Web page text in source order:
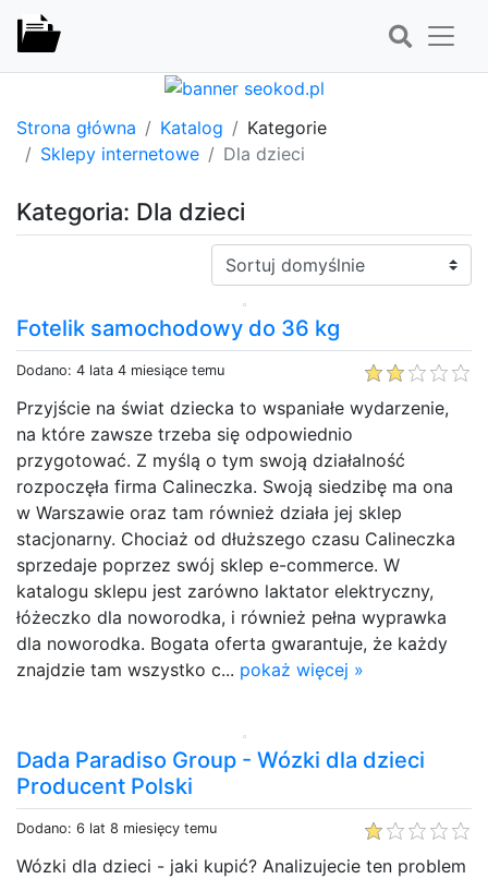
Strona główna Katalog
Kategorie
Sklepy internetowe
Dla dzieci
Kategoria: Dla dzieci
Sortuj:
Fotelik samochodowy do 36 kg
Dodano: 4 lata 4 miesiące temu
Przyjście na świat dziecka to wspaniałe wydarzenie,
na które zawsze trzeba się odpowiednio
przygotować. Z myślą o tym swoją działalność
rozpoczęła firma Calineczka. Swoją siedzibę ma ona
w Warszawie oraz tam również działa jej sklep
stacjonarny. Chociaż od dłuższego czasu Calineczka
sprzedaje poprzez swój sklep e-commerce. W
katalogu sklepu jest zarówno laktator elektryczny,
łóżeczko dla noworodka, i również pełna wyprawka
dla noworodka. Bogata oferta gwarantuje, że każdy
znajdzie tam wszystko c... pokaż więcej »
Dada Paradiso Group - Wózki dla dzieci
Producent Polski
Dodano: 6 lat 8 miesięcy temu
Wózki dla dzieci - jaki kupić? Analizujecie ten problem